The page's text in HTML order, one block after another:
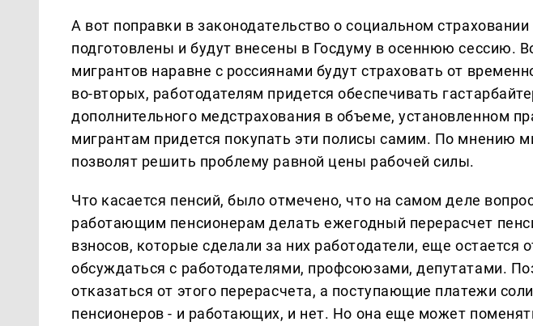
А вот поправки в законодательство о социальном
подготовлены и будут внесены в Госдуму в осеннюю сессию.
мигрантов наравне с россиянами будут страховать от
во-вторых, работодателям придется обеспечивать
дополнительного медстрахования в объеме, установленном
мигрантам придется покупать эти полисы самим. По мнению
позволят решить проблему равной цены рабочей силы.
Что касается пенсий, было отмечено, что на самом деле
работающим пенсионерам делать ежегодный перерасчет
взносов, которые сделали за них работодатели, еще остается
обсуждаться с работодателями, профсоюзами, депутатами.
отказаться от этого перерасчета, а поступающие платежи
пенсионеров - и работающих, и нет. Но она еще может